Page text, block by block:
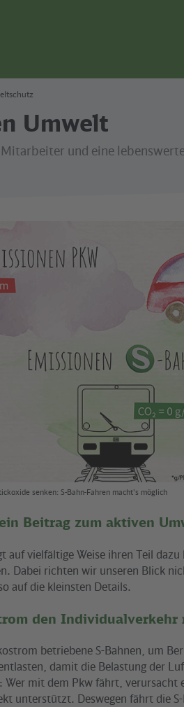
Umwelt
und eine
senken: S-Bahn-Fahren macht's möglich
Beitrag zum aktiven
auf vielfältige Weise ihren Teil
Dabei richten wir unseren Blick
auf die kleinsten Details.
den Individualverkehr
betriebene S-Bahnen, um
damit die Belastung der
Wer mit dem Pkw fährt, verursacht
unterstützt. Deswegen fährt die